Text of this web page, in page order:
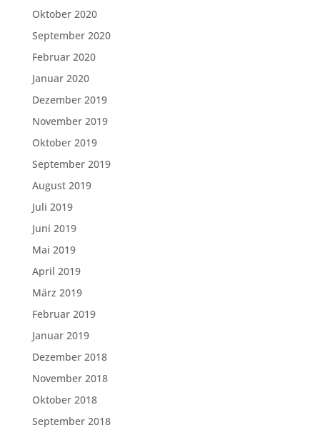
Oktober 2020
September 2020
Februar 2020
Januar 2020
Dezember 2019
November 2019
Oktober 2019
September 2019
August 2019
Juli 2019
Juni 2019
Mai 2019
April 2019
März 2019
Februar 2019
Januar 2019
Dezember 2018
November 2018
Oktober 2018
September 2018